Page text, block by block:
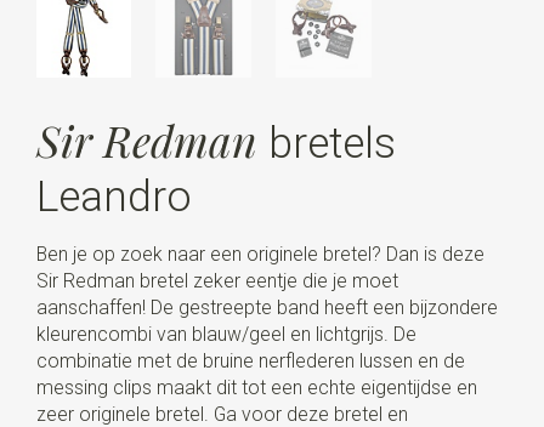
Sir Redman bretels
Leandro
Ben je op zoek naar een originele bretel? Dan is deze
Sir Redman bretel zeker eentje die je moet
aanschaffen! De gestreepte band heeft een bijzondere
kleurencombi van blauw/geel en lichtgrijs. De
combinatie met de bruine nerflederen lussen en de
messing clips maakt dit tot een echte eigentijdse en
zeer originele bretel. Ga voor deze bretel en